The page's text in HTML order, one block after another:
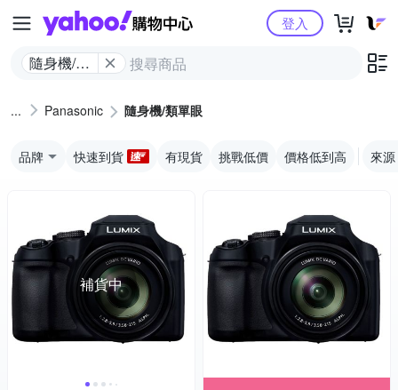
Yahoo購物中心
隨身機/類
登入
Panasonic 隨身機/類單眼
品牌 快速到貨 有現貨 挑戰低價 價格低到高 來源
補貨中